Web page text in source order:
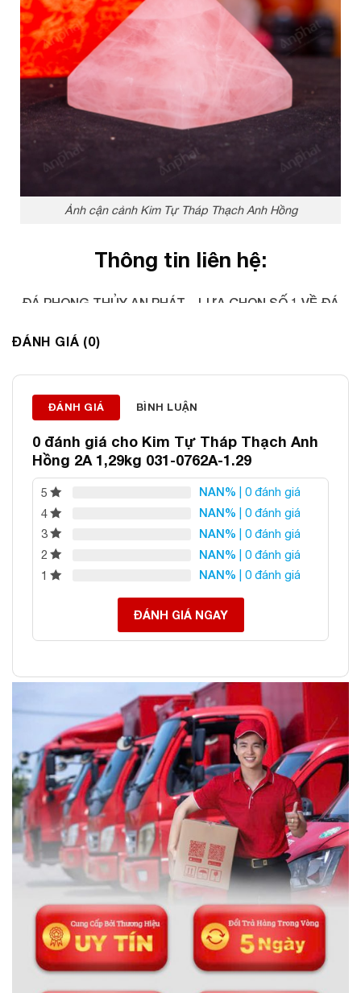
Ảnh cận cảnh Kim Tự Tháp Thạch Anh Hồng
Thông tin liên hệ:
ĐÁ PHONG THỦY AN PHÁT – LỰA CHỌN SỐ 1 VỀ ĐÁ
Địa chỉ: 60/69 Bùi Huy Bích, Hoàng Mai, Hà Nội
ĐÁNH GIÁ (0)
ĐÁNH GIÁ BÌNH LUẬN
0 đánh giá cho Kim Tự Tháp Thạch Anh
Hồng 2A 1,29kg 031-0762A-1.29
5 NAN% | 0 đánh giá
4
NAN% | 0 đánh giá
3
NAN% | 0 đánh giá
2
NAN% | 0 đánh giá
1
NAN% | 0 đánh giá
ĐÁNH GIÁ NGAY